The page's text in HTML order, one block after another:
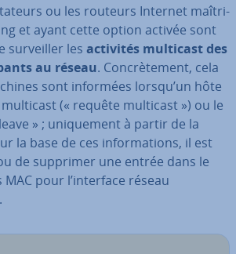
ou les routeurs Internet maî­tri­
et ayant cette option activée sont
sur­veil­ler les activités multicast des
au réseau. Con­crè­te­ment, cela
sont informées lorsqu’un hôte
(« requête multicast ») ou le
» ; uni­que­ment à partir de la
la base de ces in­for­ma­tions, il est
de supprimer une entrée dans le
MAC pour l’interface réseau